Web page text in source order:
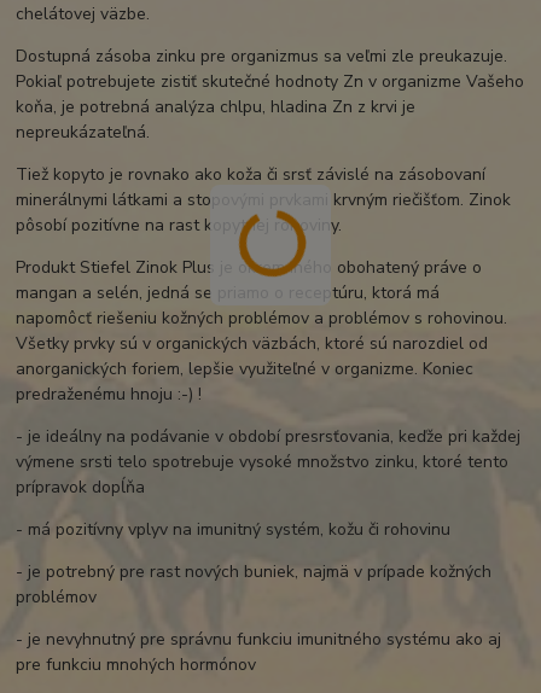
chelátovej väzbe.
Dostupná zásoba zinku pre organizmus sa veľmi zle preukazuje.
Pokiaľ potrebujete zistiť skutečné hodnoty Zn v organizme Vašeho
koňa, je potrebná analýza chlpu, hladina Zn z krvi je
nepreukázateľná.
Tiež kopyto je rovnako ako koža či srsť závislé na zásobovaní
minerálnymi látkami a stopovými prvkami krvným riečišťom. Zinok
pôsobí pozitívne na rast kopytnej rohoviny.
Produkt Stiefel Zinok Plus je okrem iného obohatený práve o
mangan a selén, jedná se priamo o receptúru, ktorá má
napomôcť riešeniu kožných problémov a problémov s rohovinou.
Všetky prvky sú v organických väzbách, ktoré sú narozdiel od
anorganických foriem, lepšie využiteľné v organizme. Koniec
predraženému hnoju :-) !
- je ideálny na podávanie v období presrsťovania, keďže pri každej
výmene srsti telo spotrebuje vysoké množstvo zinku, ktoré tento
prípravok dopĺňa
- má pozitívny vplyv na imunitný systém, kožu či rohovinu
- je potrebný pre rast nových buniek, najmä v prípade kožných
problémov
- je nevyhnutný pre správnu funkciu imunitného systému ako aj
pre funkciu mnohých hormónov